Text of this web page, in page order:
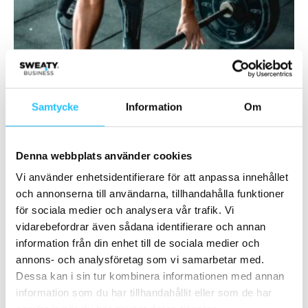
Samtycke Information Om
Denna webbplats använder cookies
Vi använder enhetsidentifierare för att anpassa innehållet
och annonserna till användarna, tillhandahålla funktioner
för sociala medier och analysera vår trafik. Vi
vidarebefordrar även sådana identifierare och annan
information från din enhet till de sociala medier och
annons- och analysföretag som vi samarbetar med.
Dessa kan i sin tur kombinera informationen med annan
information som du har tillhandahållit eller som de har
Krönikor
Koll på rätt statistik för ditt gym
Sweaty Business - 2019-10-14 0
Krönikor